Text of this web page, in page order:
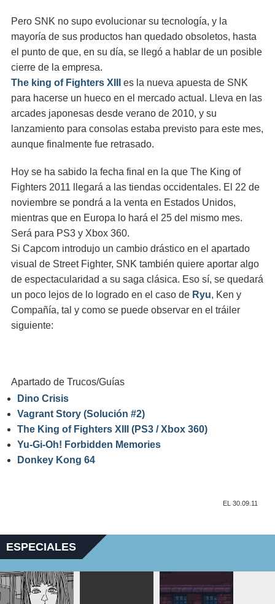
Pero SNK no supo evolucionar su tecnología, y la
mayoría de sus productos han quedado obsoletos, hasta
el punto de que, en su día, se llegó a hablar de un posible
cierre de la empresa.
The king of Fighters XIII
es la nueva apuesta de SNK
para hacerse un hueco en el mercado actual. Lleva en las
arcades japonesas desde verano de 2010, y su
lanzamiento para consolas estaba previsto para este mes,
aunque finalmente fue retrasado.
Hoy se ha sabido la fecha final en la que The King of
Fighters 2011 llegará a las tiendas occidentales. El 22 de
noviembre se pondrá a la venta en Estados Unidos,
mientras que en Europa lo hará el 25 del mismo mes.
Será para PS3 y Xbox 360.
Si Capcom introdujo un cambio drástico en el apartado
visual de Street Fighter, SNK también quiere aportar algo
de espectacularidad a su saga clásica. Eso sí, se quedará
un poco lejos de lo logrado en el caso de Ryu, Ken y
Compañía, tal y como se puede observar en el tráiler
siguiente:
Apartado de Trucos/Guías
Dino Crisis
Vagrant Story (Solución #2)
The King of Fighters XIII (PS3 / Xbox 360)
Yu-Gi-Oh! Forbidden Memories
Donkey Kong 64
EL 30.09.11
ESPECIALES